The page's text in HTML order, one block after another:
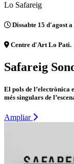
Lo Safareig
Dissabte 15 d'agost a
Centre d'Art Lo Pati.
Safareig
El pols de l’electrònica
més singulars de
Ampliar